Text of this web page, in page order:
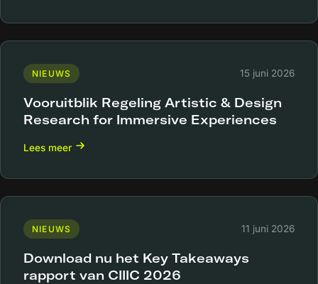
NIEUWS 15 juni 2026
Vooruitblik Regeling Artistic & Design
Research for Immersive Experiences
Lees meer
NIEUWS 11 juni 2026
Download nu het Key Takeaways
rapport van CIIIC 2026